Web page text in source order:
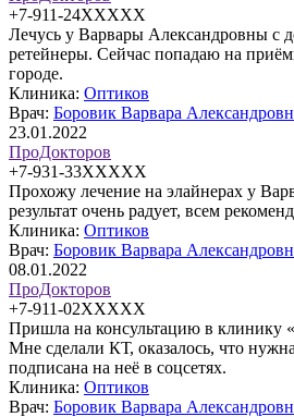
+7-911-24XXXXX
Лечусь у Варвары Александровны с
ретейнеры. Сейчас попадаю на
городе.
Клиника: Оптиков
Врач: Боровик Варвара
23.01.2022
ПроДокторов
+7-931-33XXXXX
Прохожу лечение на элайнерах у
результат очень радует, всем
Клиника: Оптиков
Врач: Боровик Варвара
08.01.2022
ПроДокторов
+7-911-02XXXXX
Пришла на консультацию в клинику
Мне сделали КТ, оказалось, что
подписана на неё в соцсетях.
Клиника: Оптиков
Врач: Боровик Варвара